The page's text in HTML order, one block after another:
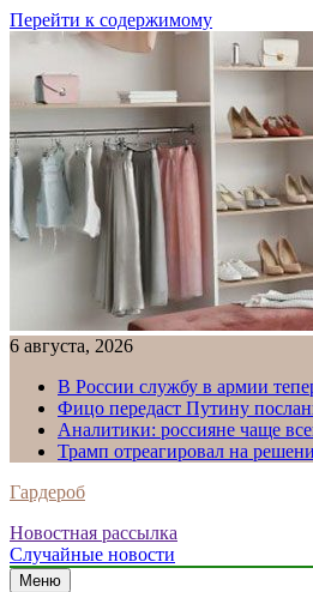
Перейти к содержимому
6 августа, 2026
В России службу в армии
Фицо передаст Путину
Аналитики: россияне чаще
Трамп отреагировал на
Гардероб
Новостная рассылка
Случайные новости
Меню